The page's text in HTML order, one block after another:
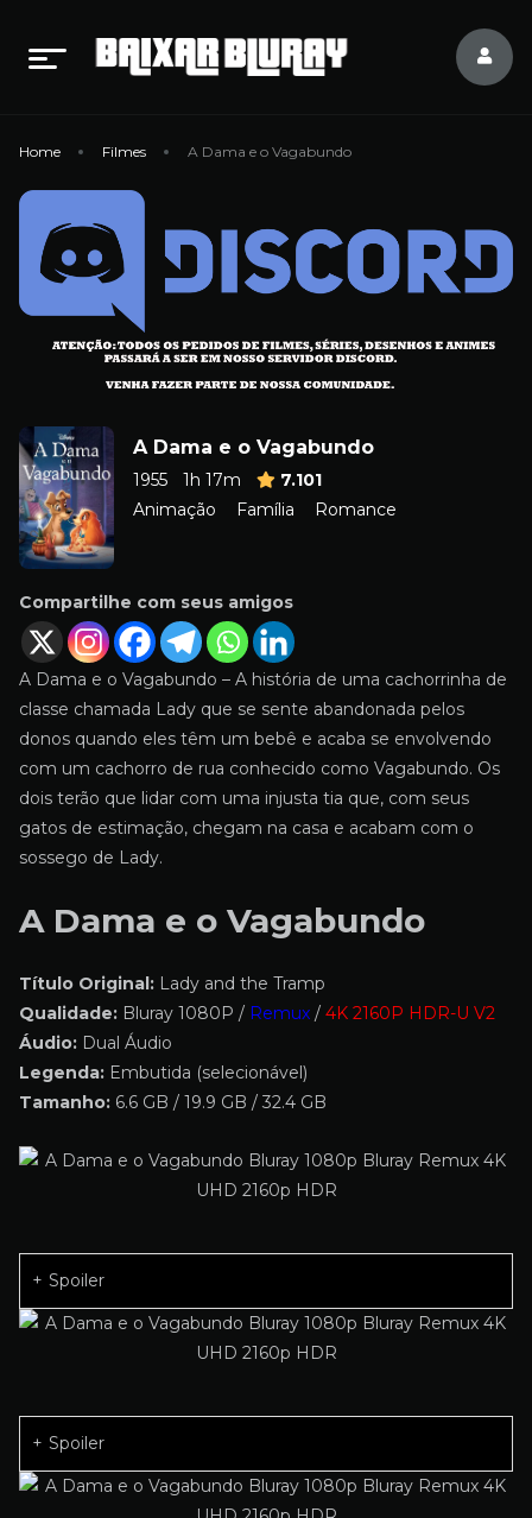
Home Filmes A Dama e o Vagabundo
A Dama e o Vagabundo
1955 1h 17m
7.101
Animação
Família Romance
Compartilhe com seus amigos
A Dama e o Vagabundo – A história de uma cachorrinha de
classe chamada Lady que se sente abandonada pelos
donos quando eles têm um bebê e acaba se envolvendo
com um cachorro de rua conhecido como Vagabundo. Os
dois terão que lidar com uma injusta tia que, com seus
gatos de estimação, chegam na casa e acabam com o
sossego de Lady.
A Dama e o Vagabundo
Título Original: Lady and the Tramp
Qualidade: Bluray 1080P / Remux / 4K 2160P HDR-U V2
Áudio: Dual Áudio
Legenda: Embutida (selecionável)
Tamanho: 6.6 GB / 19.9 GB / 32.4 GB
Spoiler
Spoiler